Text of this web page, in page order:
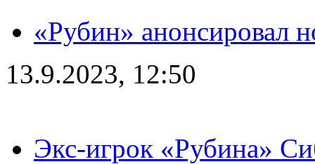
«Рубин» анонсировал
13.9.2023, 12:50
Экс-игрок «Рубина»